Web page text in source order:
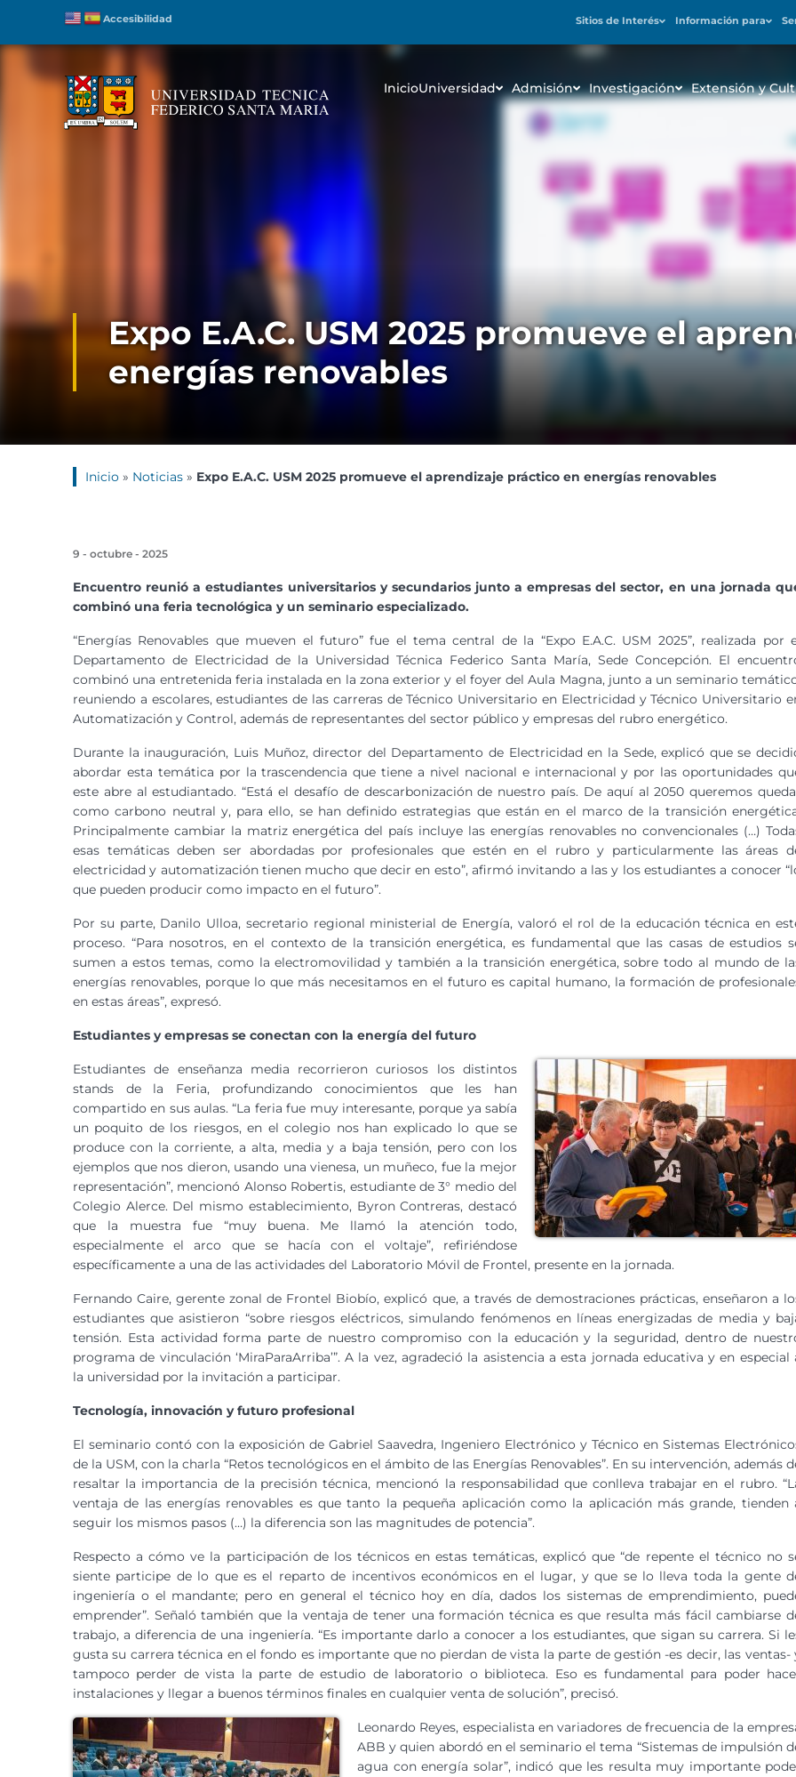
Accesibilidad Sitios de Interés Información para
InicioUniversidad Admisión Investigación Extensión y
Expo E.A.C. USM 2025 promueve el
energías renovables
Inicio » Noticias » Expo E.A.C. USM 2025 promueve el aprendizaje práctico en energías renovables
9 - octubre - 2025
Encuentro reunió a estudiantes universitarios y secundarios junto a empresas del sector, en una jornada
combinó una feria tecnológica y un seminario especializado.
“Energías Renovables que mueven el futuro” fue el tema central de la “Expo E.A.C. USM 2025”, realizada por
Departamento de Electricidad de la Universidad Técnica Federico Santa María, Sede Concepción. El
combinó una entretenida feria instalada en la zona exterior y el foyer del Aula Magna, junto a un seminario
reuniendo a escolares, estudiantes de las carreras de Técnico Universitario en Electricidad y Técnico Universitario
Automatización y Control, además de representantes del sector público y empresas del rubro energético.
Durante la inauguración, Luis Muñoz, director del Departamento de Electricidad en la Sede, explicó que se
abordar esta temática por la trascendencia que tiene a nivel nacional e internacional y por las oportunidades
este abre al estudiantado. “Está el desafío de descarbonización de nuestro país. De aquí al 2050 queremos
como carbono neutral y, para ello, se han definido estrategias que están en el marco de la transición
Principalmente cambiar la matriz energética del país incluye las energías renovables no convencionales (…)
esas temáticas deben ser abordadas por profesionales que estén en el rubro y particularmente las áreas
electricidad y automatización tienen mucho que decir en esto”, afirmó invitando a las y los estudiantes a conocer
que pueden producir como impacto en el futuro”.
Por su parte, Danilo Ulloa, secretario regional ministerial de Energía, valoró el rol de la educación técnica en
proceso. “Para nosotros, en el contexto de la transición energética, es fundamental que las casas de estudios
sumen a estos temas, como la electromovilidad y también a la transición energética, sobre todo al mundo de
energías renovables, porque lo que más necesitamos en el futuro es capital humano, la formación de
en estas áreas”, expresó.
Estudiantes y empresas se conectan con la energía del futuro
Estudiantes de enseñanza media recorrieron curiosos los distintos
stands de la Feria, profundizando conocimientos que les han
compartido en sus aulas. “La feria fue muy interesante, porque ya sabía
un poquito de los riesgos, en el colegio nos han explicado lo que se
produce con la corriente, a alta, media y a baja tensión, pero con los
ejemplos que nos dieron, usando una vienesa, un muñeco, fue la mejor
representación”, mencionó Alonso Robertis, estudiante de 3° medio del
Colegio Alerce. Del mismo establecimiento, Byron Contreras, destacó
que la muestra fue “muy buena. Me llamó la atención todo,
especialmente el arco que se hacía con el voltaje”, refiriéndose
específicamente a una de las actividades del Laboratorio Móvil de Frontel, presente en la jornada.
Fernando Caire, gerente zonal de Frontel Biobío, explicó que, a través de demostraciones prácticas, enseñaron a
estudiantes que asistieron “sobre riesgos eléctricos, simulando fenómenos en líneas energizadas de media y
tensión. Esta actividad forma parte de nuestro compromiso con la educación y la seguridad, dentro de
programa de vinculación ‘MiraParaArriba’”. A la vez, agradeció la asistencia a esta jornada educativa y en especial
la universidad por la invitación a participar.
Tecnología, innovación y futuro profesional
El seminario contó con la exposición de Gabriel Saavedra, Ingeniero Electrónico y Técnico en Sistemas
de la USM, con la charla “Retos tecnológicos en el ámbito de las Energías Renovables”. En su intervención, además
resaltar la importancia de la precisión técnica, mencionó la responsabilidad que conlleva trabajar en el rubro.
ventaja de las energías renovables es que tanto la pequeña aplicación como la aplicación más grande, tienden
seguir los mismos pasos (…) la diferencia son las magnitudes de potencia”.
Respecto a cómo ve la participación de los técnicos en estas temáticas, explicó que “de repente el técnico no
siente participe de lo que es el reparto de incentivos económicos en el lugar, y que se lo lleva toda la gente
ingeniería o el mandante; pero en general el técnico hoy en día, dados los sistemas de emprendimiento,
emprender”. Señaló también que la ventaja de tener una formación técnica es que resulta más fácil cambiarse
trabajo, a diferencia de una ingeniería. “Es importante darlo a conocer a los estudiantes, que sigan su carrera. Si
gusta su carrera técnica en el fondo es importante que no pierdan de vista la parte de gestión -es decir, las ventas-
tampoco perder de vista la parte de estudio de laboratorio o biblioteca. Eso es fundamental para poder
instalaciones y llegar a buenos términos finales en cualquier venta de solución”, precisó.
Leonardo Reyes, especialista en variadores de frecuencia de la
ABB y quien abordó en el seminario el tema “Sistemas de impulsión
agua con energía solar”, indicó que les resulta muy importante